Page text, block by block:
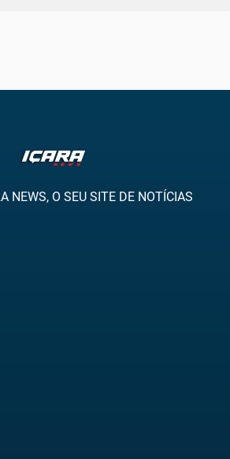
NEWS, O SEU SITE DE NOTÍCIAS